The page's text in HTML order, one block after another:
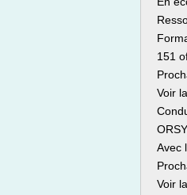
151
Voir
Avec
Voir